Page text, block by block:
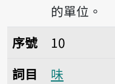
的單位。
序號10味
序號
10
詞目
味